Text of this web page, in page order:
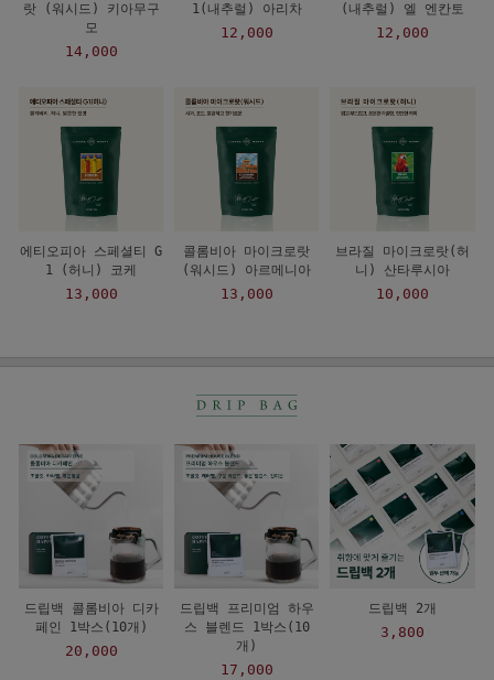
랏 (워시드) 키아무구
모
14,000
1(내추럴) 아리차
12,000
(내추럴) 엘 엔칸토
12,000
에티오피아 스페셜티 G
1 (허니) 코케
13,000
콜롬비아 마이크로랏
(워시드) 아르메니아
13,000
브라질 마이크로랏(허
니) 산타루시아
10,000
드립백 콜롬비아 디카
페인 1박스(10개)
20,000
드립백 프리미엄 하우
스 블렌드 1박스(10
개)
17,000
드립백 2개
3,800